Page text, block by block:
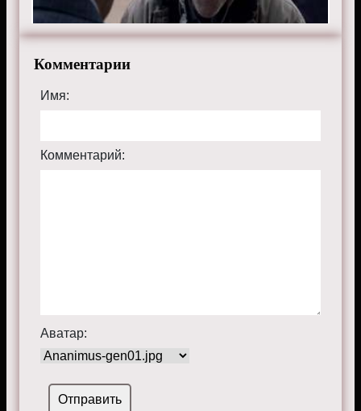
планшете, пк или телевизоре на сайте thementalist.ru.
Комментарии
Имя:
Комментарий:
Аватар: